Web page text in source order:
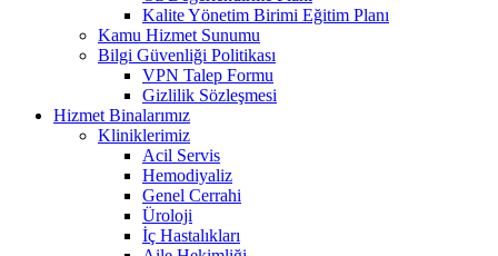
Kalite Yönetim Birimi Eğitim Planı
Kamu Hizmet Sunumu
Bilgi Güvenliği Politikası
VPN Talep Formu
Gizlilik Sözleşmesi
Hizmet Binalarımız
Kliniklerimiz
Acil Servis
Hemodiyaliz
Genel Cerrahi
Üroloji
İç Hastalıkları